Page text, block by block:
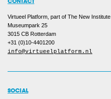
Virtueel Platform, part of The New Institute
Museumpark 25
3015 CB Rotterdam
+31 (0)10-4401200
info@virtueelplatform.nl
SOCIAL